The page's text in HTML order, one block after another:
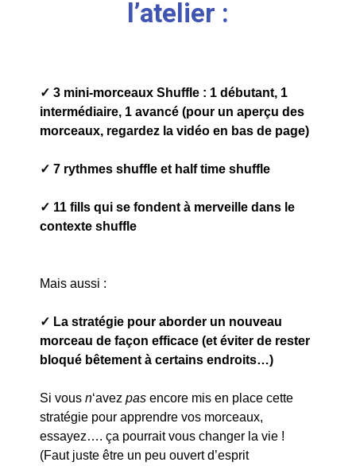
l’atelier :
✓ 3 mini-morceaux Shuffle : 1 débutant, 1
intermédiaire, 1 avancé (pour un aperçu des
morceaux, regardez la vidéo en bas de page)
✓ 7 rythmes shuffle et half time shuffle
✓ 11 fills qui se fondent à merveille dans le
contexte shuffle
Mais aussi :
✓ La stratégie pour aborder un nouveau
morceau de façon efficace (et éviter de rester
bloqué bêtement à certains endroits…)
Si vous n‘avez pas encore mis en place cette
stratégie pour apprendre vos morceaux,
essayez…. ça pourrait vous changer la vie !
(Faut juste être un peu ouvert d’esprit